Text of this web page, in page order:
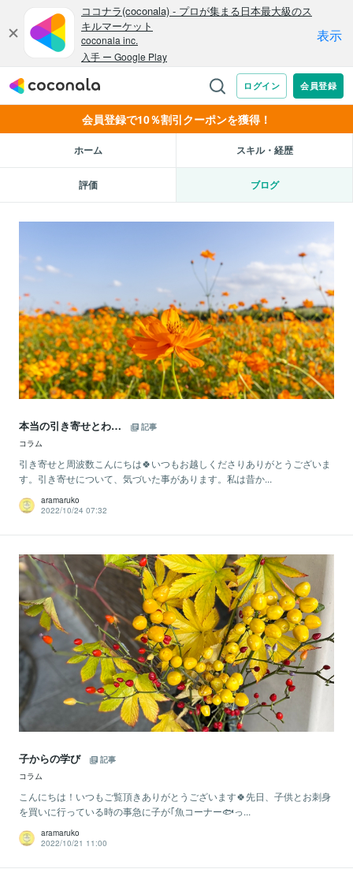
会員登録で10％割引クーポンを獲得！
ホーム スキル・経歴
評価 ブログ
本当の引き寄せとわ…
記事
コラム
引き寄せと周波数こんにちは🍀いつもお越しくださりありがとうございま
す。引き寄せについて、気づいた事があります。私は昔か...
aramaruko
2022/10/24 07:32
子からの学び
記事
コラム
こんにちは！​いつもご覧頂きありがとうございます🍀先日、子供とお刺身
を買いに行っている時の事急に子が｢魚コーナー🐟っ...
aramaruko
2022/10/21 11:00